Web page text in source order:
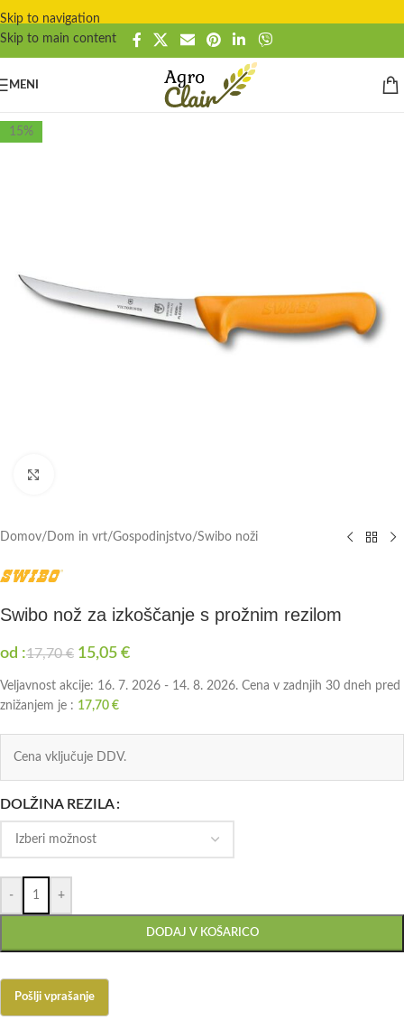
Skip to navigation
Skip to main content
MENI
15%
Domov/ Dom in vrt/Gospodinjstvo/Swibo noži
Swibo nož za izkoščanje s prožnim rezilom
od :17,70€ 15,05 €
Veljavnost akcije: 16. 7. 2026 - 14. 8. 2026. Cena v zadnjih 30 dneh pred
znižanjem je : 17,70 €
Cena vključuje DDV.
DOLŽINA REZILA
- +
DODAJ V KOŠARICO